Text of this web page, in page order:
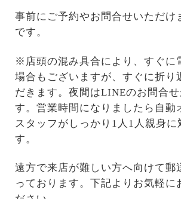
事前にご予約やお問合せいただけ
です。
※店頭の混み具合により、すぐに
場合もございますが、すぐに折り
だきます。夜間はLINEのお問合
す。営業時間になりましたら自動
スタッフがしっかり1人1人親身に
す。
遠方で来店が難しい方へ向けて郵
っております。下記よりお気軽に